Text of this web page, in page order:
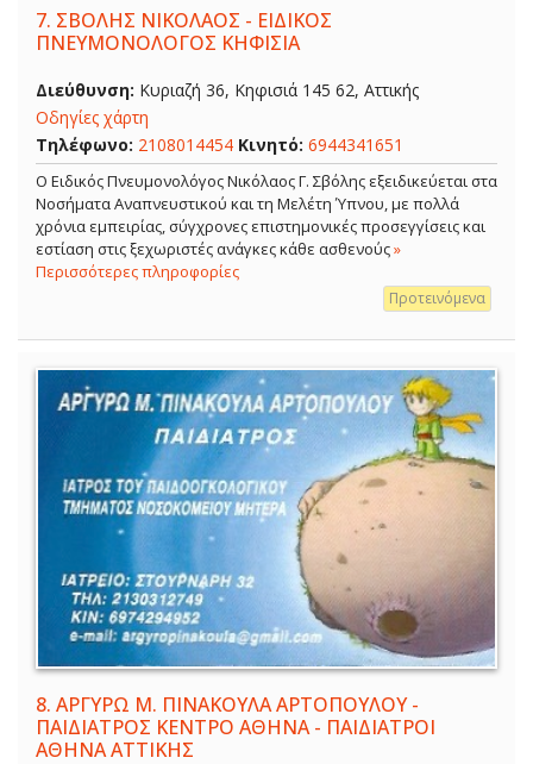
7. ΣΒΟΛΗΣ ΝΙΚΟΛΑΟΣ - ΕΙΔΙΚΟΣ
ΠΝΕΥΜΟΝΟΛΟΓΟΣ ΚΗΦΙΣΙΑ
Διεύθυνση: Κυριαζή 36, Κηφισιά 145 62, Αττικής
Οδηγίες χάρτη
Τηλέφωνο: 2108014454 Κινητό: 6944341651
O Ειδικός Πνευμονολόγος Νικόλαος Γ. Σβόλης εξειδικεύεται στα
Νοσήματα Αναπνευστικού και τη Μελέτη Ύπνου, με πολλά
χρόνια εμπειρίας, σύγχρονες επιστημονικές προσεγγίσεις και
εστίαση στις ξεχωριστές ανάγκες κάθε ασθενούς»
Περισσότερες πληροφορίες
Προτεινόμενα
8. ΑΡΓΥΡΩ Μ. ΠΙΝΑΚΟΥΛΑ ΑΡΤΟΠΟΥΛΟΥ -
ΠΑΙΔΙΑΤΡΟΣ ΚΕΝΤΡΟ ΑΘΗΝΑ - ΠΑΙΔΙΑΤΡΟΙ
ΑΘΗΝΑ ΑΤΤΙΚΗΣ